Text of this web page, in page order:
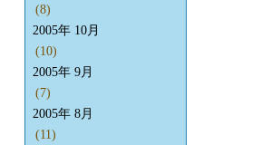
(8)
2005年 10月
(10)
2005年 9月
(7)
2005年 8月
(11)